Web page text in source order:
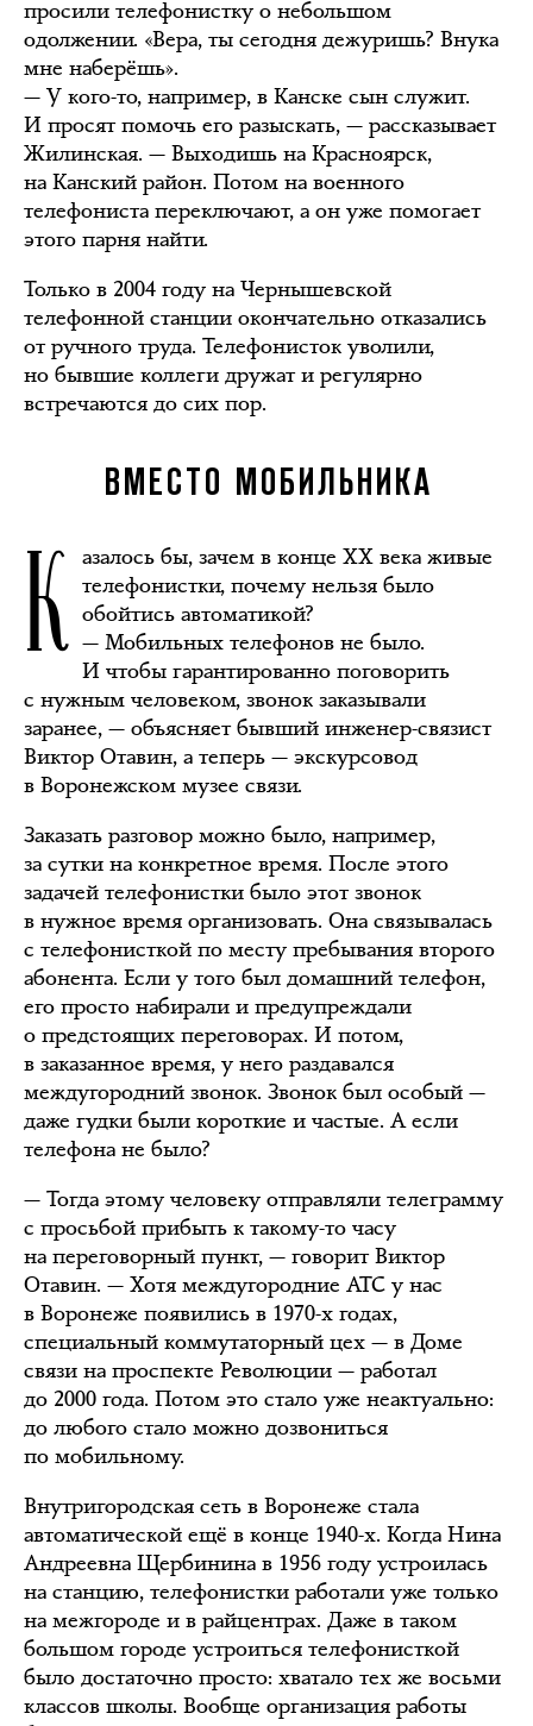
просили телефонистку о небольшом
одолжении. «Вера, ты сегодня дежуришь? Внука
мне наберёшь».
— У кого-то, например, в Канске сын служит.
И просят помочь его разыскать, — рассказывает
Жилинская. — Выходишь на Красноярск,
на Канский район. Потом на военного
телефониста переключают, а он уже помогает
этого парня найти.
Только в 2004 году на Чернышевской
телефонной станции окончательно отказались
от ручного труда. Телефонисток уволили,
но бывшие коллеги дружат и регулярно
встречаются до сих пор.
ВМЕСТО МОБИЛЬНИКА
К азалось бы, зачем в конце XX века живые
телефонистки, почему нельзя было
обойтись автоматикой?
— Мобильных телефонов не было.
И чтобы гарантированно поговорить
с нужным человеком, звонок заказывали
заранее, — объясняет бывший инженер-связист
Виктор Отавин, а теперь — экскурсовод
в Воронежском музее связи.
Заказать разговор можно было, например,
за сутки на конкретное время. После этого
задачей телефонистки было этот звонок
в нужное время организовать. Она связывалась
с телефонисткой по месту пребывания второго
абонента. Если у того был домашний телефон,
его просто набирали и предупреждали
о предстоящих переговорах. И потом,
в заказанное время, у него раздавался
междугородний звонок. Звонок был особый —
даже гудки были короткие и частые. А если
телефона не было?
— Тогда этому человеку отправляли телеграмму
с просьбой прибыть к такому-то часу
на переговорный пункт, — говорит Виктор
Отавин. — Хотя междугородние АТС у нас
в Воронеже появились в 1970-х годах,
специальный коммутаторный цех — в Доме
связи на проспекте Революции — работал
до 2000 года. Потом это стало уже неактуально:
до любого стало можно дозвониться
по мобильному.
Внутригородская сеть в Воронеже стала
автоматической ещё в конце 1940-х. Когда Нина
Андреевна Щербинина в 1956 году устроилась
на станцию, телефонистки работали уже только
на межгороде и в райцентрах. Даже в таком
большом городе устроиться телефонисткой
было достаточно просто: хватало тех же восьми
классов школы. Вообще организация работы